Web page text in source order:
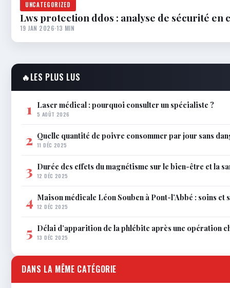
UNCATEGORIZED
Lws protection ddos : analyse de sécurité en
19 JAN 2026·13 MIN
🔥LES PLUS LUS
1 Laser médical : pourquoi consulter un spécialiste ?
5 AOÛT 2026
2 Quelle quantité de poivre consommer par jour sans
11 DÉC 2025
3 Durée des effets du magnétisme sur le bien-être et la
12 DÉC 2025
4 Maison médicale Léon Souben à Pont-l’Abbé : soins et
12 DÉC 2025
5 Délai d’apparition de la phlébite après une opération
13 DÉC 2025
DANS LA MÊME CATÉGORIE